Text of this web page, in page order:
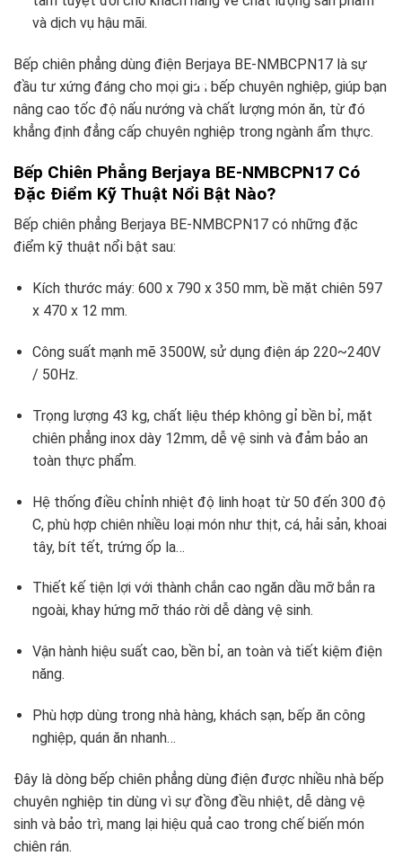
và dịch vụ hậu mãi.
Bếp chiên phẳng dùng điện Berjaya BE-NMBCPN17 là sự
đầu tư xứng đáng cho mọi gian bếp chuyên nghiệp, giúp bạn
nâng cao tốc độ nấu nướng và chất lượng món ăn, từ đó
khẳng định đẳng cấp chuyên nghiệp trong ngành ẩm thực.
Bếp Chiên Phẳng Berjaya BE-NMBCPN17 Có
Đặc Điểm Kỹ Thuật Nổi Bật Nào?
Bếp chiên phẳng Berjaya BE-NMBCPN17 có những đặc
điểm kỹ thuật nổi bật sau:
Kích thước máy: 600 x 790 x 350 mm, bề mặt chiên 597
x 470 x 12 mm.
Công suất mạnh mẽ 3500W, sử dụng điện áp 220~240V
/ 50Hz.
Trọng lượng 43 kg, chất liệu thép không gỉ bền bỉ, mặt
chiên phẳng inox dày 12mm, dễ vệ sinh và đảm bảo an
toàn thực phẩm.
Hệ thống điều chỉnh nhiệt độ linh hoạt từ 50 đến 300 độ
C, phù hợp chiên nhiều loại món như thịt, cá, hải sản, khoai
tây, bít tết, trứng ốp la…
Thiết kế tiện lợi với thành chắn cao ngăn dầu mỡ bắn ra
ngoài, khay hứng mỡ tháo rời dễ dàng vệ sinh.
Vận hành hiệu suất cao, bền bỉ, an toàn và tiết kiệm điện
năng.
Phù hợp dùng trong nhà hàng, khách sạn, bếp ăn công
nghiệp, quán ăn nhanh…
Đây là dòng bếp chiên phẳng dùng điện được nhiều nhà bếp
chuyên nghiệp tin dùng vì sự đồng đều nhiệt, dễ dàng vệ
sinh và bảo trì, mang lại hiệu quả cao trong chế biến món
chiên rán.